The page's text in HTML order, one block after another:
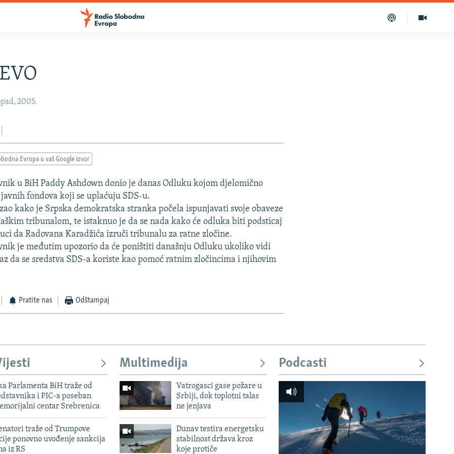
2005.
Evropa u vaš Google izvor
u BiH Paddy Ashdown donio je danas Odluku kojom djelomično
fondova koji se uplaćuju SDS-u.
kako je Srpska demokratska stranka počela ispunjavati svoje obaveze
tribunalom, te istaknuo je da se nada kako će odluka biti podsticaj
da Radovana Karadžića izruči tribunalu za ratne zločine.
je međutim upozorio da će poništiti današnju Odluku ukoliko vidi
da se sredstva SDS-a koriste kao pomoć ratnim zločincima i njihovim
Pratite nas Odštampaj
Parlamenta BiH traže od
i PIC-a poseban
centar Srebrenica
traže od Trumpove
ponovno uvođenje sankcija
iz RS
Multimedija
Vatrogasci gase požare u
Srbiji, dok toplotni talas
ne jenjava
Dunav testira energetsku
stabilnost država kroz
koje protiče
Podcasti